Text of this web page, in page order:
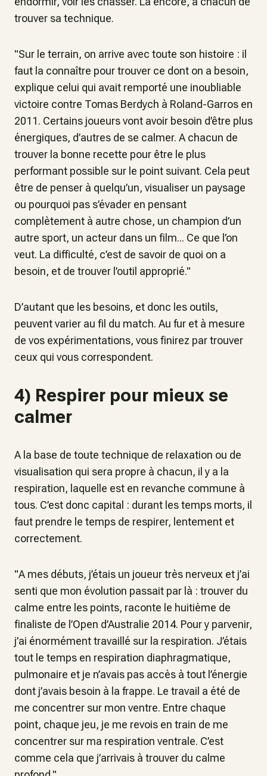
trouver sa technique.
"Sur le terrain, on arrive avec toute son histoire : il
faut la connaître pour trouver ce dont on a besoin,
explique celui qui avait remporté une inoubliable
victoire contre Tomas Berdych à Roland-Garros en
2011. Certains joueurs vont avoir besoin d’être plus
énergiques, d’autres de se calmer. A chacun de
trouver la bonne recette pour être le plus
performant possible sur le point suivant. Cela peut
être de penser à quelqu’un, visualiser un paysage
ou pourquoi pas s’évader en pensant
complètement à autre chose, un champion d’un
autre sport, un acteur dans un film... Ce que l’on
veut. La difficulté, c’est de savoir de quoi on a
besoin, et de trouver l’outil approprié."
D’autant que les besoins, et donc les outils,
peuvent varier au fil du match. Au fur et à mesure
de vos expérimentations, vous finirez par trouver
ceux qui vous correspondent.
4) Respirer pour mieux se
calmer
A la base de toute technique de relaxation ou de
visualisation qui sera propre à chacun, il y a la
respiration, laquelle est en revanche commune à
tous. C’est donc capital : durant les temps morts, il
faut prendre le temps de respirer, lentement et
correctement.
"A mes débuts, j’étais un joueur très nerveux et j’ai
senti que mon évolution passait par là : trouver du
calme entre les points, raconte le huitième de
finaliste de l’Open d’Australie 2014. Pour y parvenir,
j’ai énormément travaillé sur la respiration. J’étais
tout le temps en respiration diaphragmatique,
pulmonaire et je n’avais pas accès à tout l’énergie
dont j’avais besoin à la frappe. Le travail a été de
me concentrer sur mon ventre. Entre chaque
point, chaque jeu, je me revois en train de me
concentrer sur ma respiration ventrale. C’est
comme cela que j’arrivais à trouver du calme